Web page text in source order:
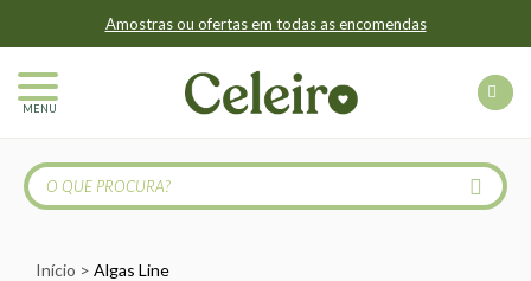
Amostras ou ofertas em todas as encomendas
MENU
Início Algas Line